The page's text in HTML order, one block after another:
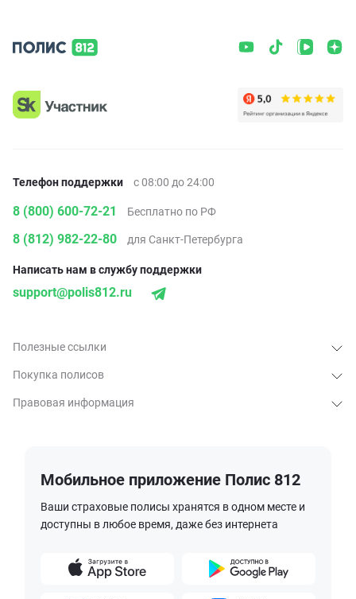
Полезные ссылки
Покупка полисов
Правовая информация
Телефон поддержки с 08:00 до 24:00
8 (800) 600-72-21 Бесплатно по РФ
8 (812) 982-22-80 для Санкт-Петербурга
Написать нам в службу поддержки
support@polis812.ru
Мобильное приложение Полис 812
Ваши страховые полисы хранятся в одном месте и
доступны в любое время, даже без интернета